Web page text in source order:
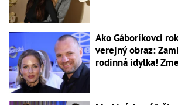
Ako Gáboríkovci
verejný obraz:
rodinná idylka!